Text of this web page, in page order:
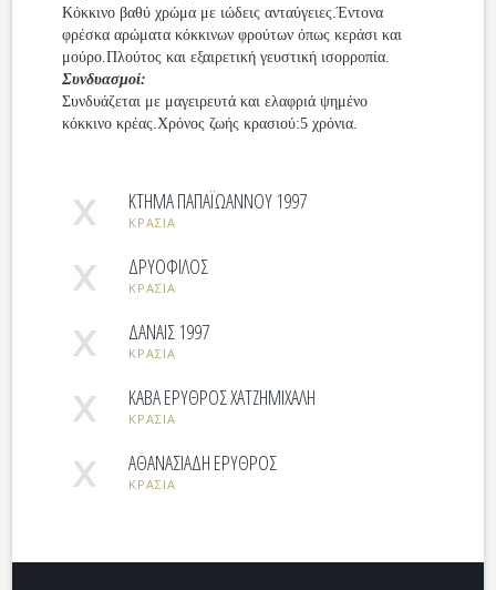
Kόκκινο βαθύ χρώμα με ιώδεις ανταύγειες.Έντονα
φρέσκα αρώματα κόκκινων φρούτων όπως κεράσι και
μούρο.Πλούτος και εξαιρετική γευστική ισορροπία.
Συνδυασμοί:
Συνδυάζεται με μαγειρευτά και ελαφριά ψημένο
κόκκινο κρέας.Χρόνος ζωής κρασιού:5 χρόνια.
ΚΤΗΜΑ ΠΑΠΑΪΩΑΝΝΟΥ 1997
ΚΡΑΣΙΑ
ΔΡΥΟΦΙΛΟΣ
ΚΡΑΣΙΑ
ΔΑΝΑΙΣ 1997
ΚΡΑΣΙΑ
ΚΑΒΑ ΕΡΥΘΡΟΣ ΧΑΤΖΗΜΙΧΑΛΗ
ΚΡΑΣΙΑ
ΑΘΑΝΑΣΙΑΔΗ ΕΡΥΘΡΟΣ
ΚΡΑΣΙΑ